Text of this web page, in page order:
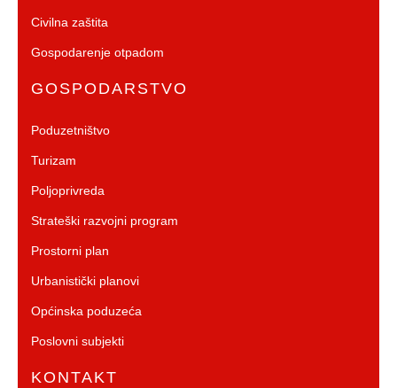
Civilna zaštita
Gospodarenje otpadom
GOSPODARSTVO
Poduzetništvo
Turizam
Poljoprivreda
Strateški razvojni program
Prostorni plan
Urbanistički planovi
Općinska poduzeća
Poslovni subjekti
KONTAKT